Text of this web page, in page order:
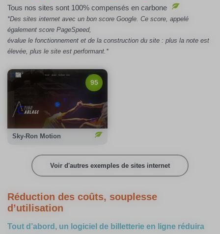
Tous nos sites sont 100% compensés en carbone
*Des sites internet avec un bon score Google. Ce score, appelé
également score PageSpeed,
évalue le fonctionnement et de la construction du site : plus la note est
élevée, plus le site est performant.*
95
Sky-Ron Motion
Notation Google :
95/100
Emission carbone :
0,22gCO2/page
Compensation carbone :
100%
Voir le site
Voir d'autres exemples de sites internet
Réduction des coûts, souplesse
d’utilisation
Tout d’abord, un logiciel de billetterie en ligne réduira